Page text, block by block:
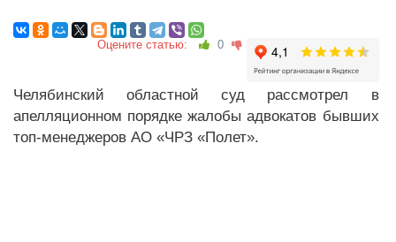
Оцените статью: 0
Челябинский областной суд рассмотрел в
апелляционном порядке жалобы адвокатов бывших
топ-менеджеров АО «ЧРЗ «Полет».